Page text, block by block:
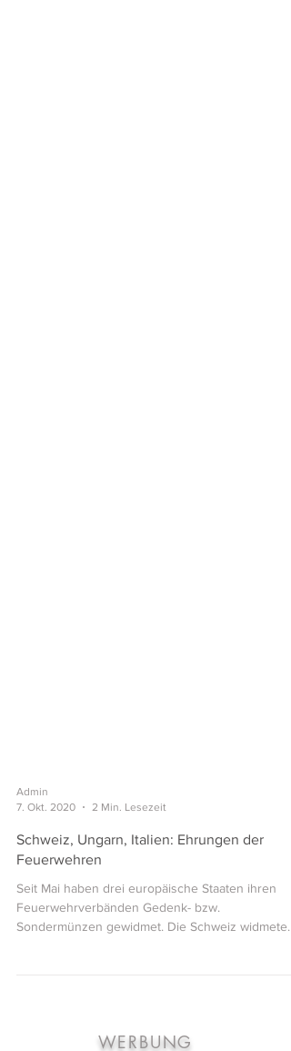
Admin
7. Okt. 2020
2 Min. Lesezeit
Schweiz, Ungarn, Italien: Ehrungen der
Feuerwehren
Seit Mai haben drei europäische Staaten ihren